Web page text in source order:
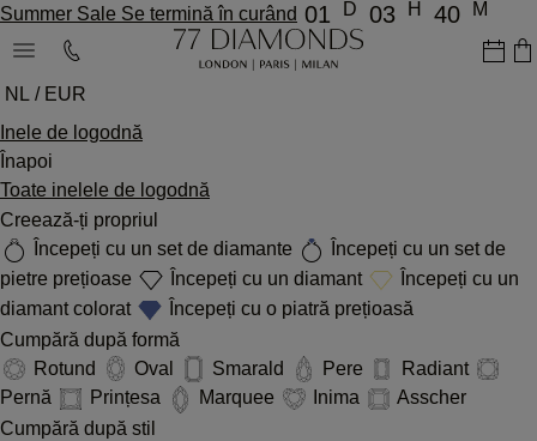
Summer Sale Se termină în curând 01 D 03 H 40 M
NL / EUR
Inele de logodnă
Înapoi
Toate inelele de logodnă
Creează-ți propriul
Începeți cu un set de diamante
Începeți cu un set de
pietre prețioase
Începeți cu un diamant
Începeți cu un
diamant colorat
Începeți cu o piatră prețioasă
Cumpără după formă
Rotund
Oval Smarald Pere
Radiant
Pernă
Prințesa Marquee Inima
Asscher
Cumpără după stil